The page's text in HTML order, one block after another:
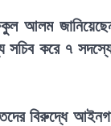
আলম
সচিব করে ৭
বিরুদ্ধে